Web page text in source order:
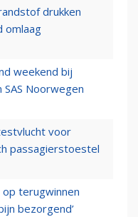
drukken
omlaag
weekend bij
Noorwegen
voor
passagierstoestel
op terugwinnen
bezorgend’